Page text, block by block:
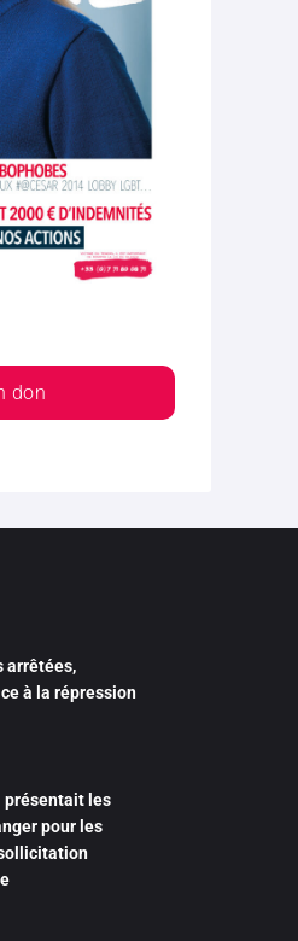
don
arrêtées,
à la répression
présentait les
pour les